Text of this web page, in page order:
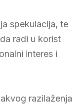
spekulacija, te
radi u korist
interes i
razilaženja